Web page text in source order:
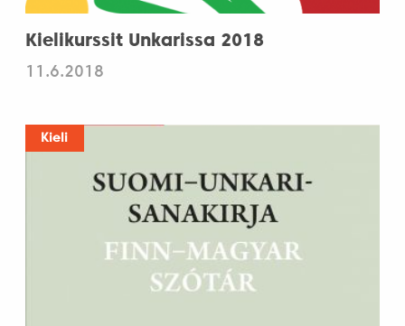
Kielikurssit Unkarissa 2018
11.6.2018
Kieli